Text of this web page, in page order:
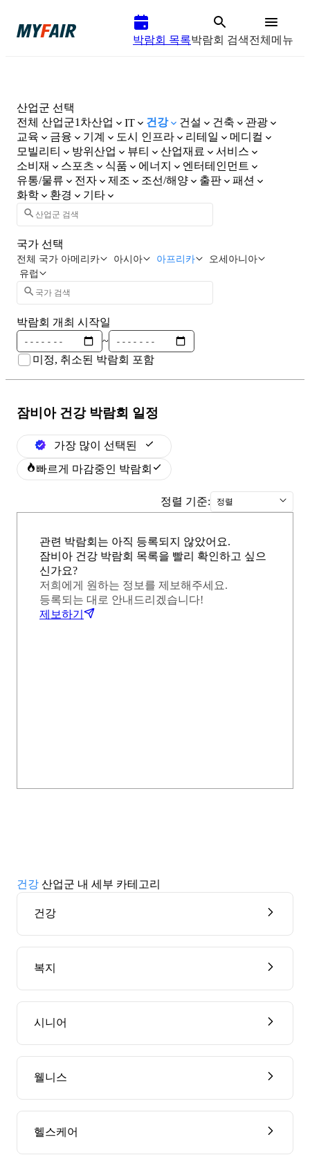
박람회 목록박람회 검색전체메뉴
산업군 선택
전체 산업군1차산업 IT 건강 건설 건축
관광
교육
금융 기계 도시 인프라 리테일
메디컬
모빌리티
방위산업 뷰티 산업재료
서비스
소비재
스포츠 식품 에너지
엔터테인먼트
유통/물류
전자 제조 조선/해양 출판
패션
화학
환경 기타
국가 선택
전체 국가 아메리카 아시아 아프리카
오세아니아
유럽
박람회 개최 시작일
~
미정, 취소된 박람회 포함
잠비아 건강박람회 일정
가장 많이 선택된
빠르게 마감중인 박람회
정렬 기준: 정렬
관련 박람회는 아직 등록되지 않았어요.
잠비아 건강 박람회 목록을 빨리 확인하고 싶으
신가요?
저희에게 원하는 정보를 제보해주세요.
등록되는 대로 안내드리겠습니다!
제보하기
건강 산업군 내 세부 카테고리
건강
복지
시니어
웰니스
헬스케어